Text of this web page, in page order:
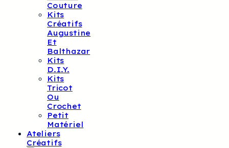
Couture
Kits
Créatifs
Augustine
Et
Balthazar
Kits
D.I.Y.
Kits
Tricot
Ou
Crochet
Petit
Matériel
Ateliers
Créatifs